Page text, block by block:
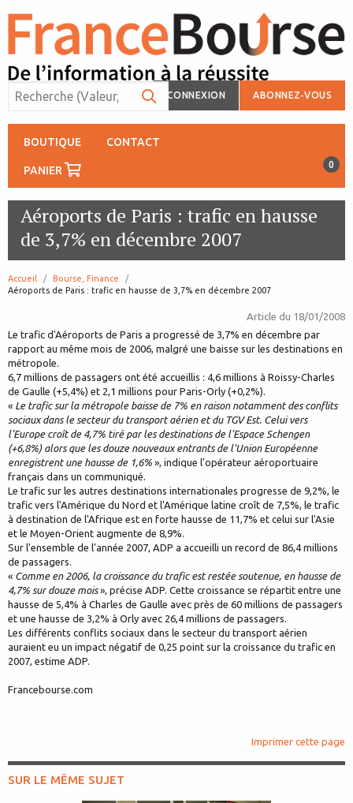
CONNEXION ABONNEZ-VOUS
BOUTIQUE CONTACT
PANIER 0
Aéroports de Paris : trafic en hausse
de 3,7% en décembre 2007
Accueil
Bourse, Finance
page:
Aéroports de Paris : trafic en hausse de 3,7% en décembre 2007
Article du 18/01/2008
Le trafic d'Aéroports de Paris a progressé de 3,7% en décembre par
rapport au même mois de 2006, malgré une baisse sur les destinations en
métropole.
6,7 millions de passagers ont été accueillis : 4,6 millions à Roissy-Charles
de Gaulle (+5,4%) et 2,1 millions pour Paris-Orly (+0,2%).
« Le trafic sur la métropole baisse de 7% en raison notamment des conflits
sociaux dans le secteur du transport aérien et du TGV Est. Celui vers
l'Europe croît de 4,7% tiré par les destinations de l'Espace Schengen
(+6,8%) alors que les douze nouveaux entrants de l'Union Européenne
enregistrent une hausse de 1,6% », indique l'opérateur aéroportuaire
français dans un communiqué.
Le trafic sur les autres destinations internationales progresse de 9,2%, le
trafic vers l'Amérique du Nord et l'Amérique latine croît de 7,5%, le trafic
à destination de l'Afrique est en forte hausse de 11,7% et celui sur l'Asie
et le Moyen-Orient augmente de 8,9%.
Sur l'ensemble de l'année 2007, ADP a accueilli un record de 86,4 millions
de passagers.
« Comme en 2006, la croissance du trafic est restée soutenue, en hausse de
4,7% sur douze mois», précise ADP. Cette croissance se répartit entre une
hausse de 5,4% à Charles de Gaulle avec près de 60 millions de passagers
et une hausse de 3,2% à Orly avec 26,4 millions de passagers.
Les différents conflits sociaux dans le secteur du transport aérien
auraient eu un impact négatif de 0,25 point sur la croissance du trafic en
2007, estime ADP.
Francebourse.com
Imprimer cette page
SUR LE MÊME SUJET